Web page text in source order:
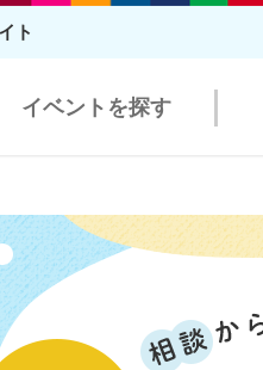
ト
イベントを探す